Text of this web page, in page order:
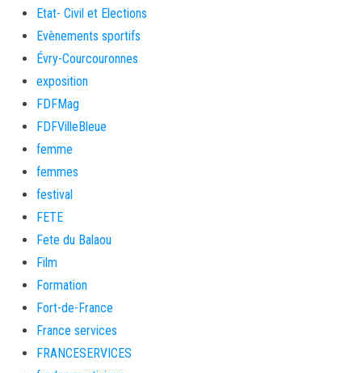
Etat- Civil et Elections
Evènements sportifs
Évry-Courcouronnes
exposition
FDFMag
FDFVilleBleue
femme
femmes
festival
FETE
Fete du Balaou
Film
Formation
Fort-de-France
France services
FRANCESERVICES